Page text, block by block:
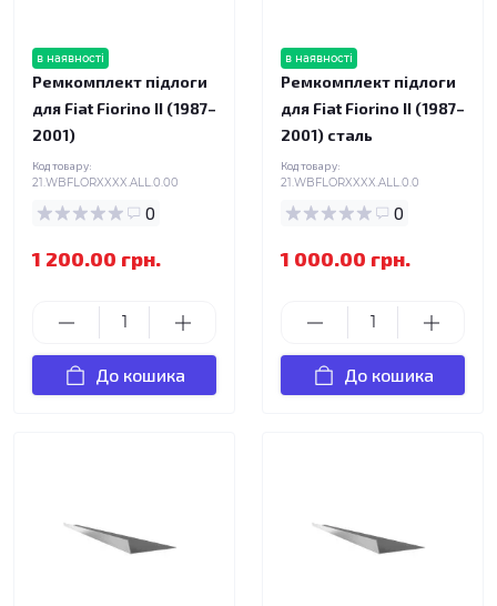
в наявності
Ремкомплект підлоги
для Fiat Fiorino II (1987–
2001)
Код товару:
21.WBFLORXXXX.ALL.0.00
0
1 200.00 грн.
До кошика
в наявності
Ремкомплект підлоги
для Fiat Fiorino II (1987–
2001) сталь
Код товару:
21.WBFLORXXXX.ALL.0.0
0
1 000.00 грн.
До кошика